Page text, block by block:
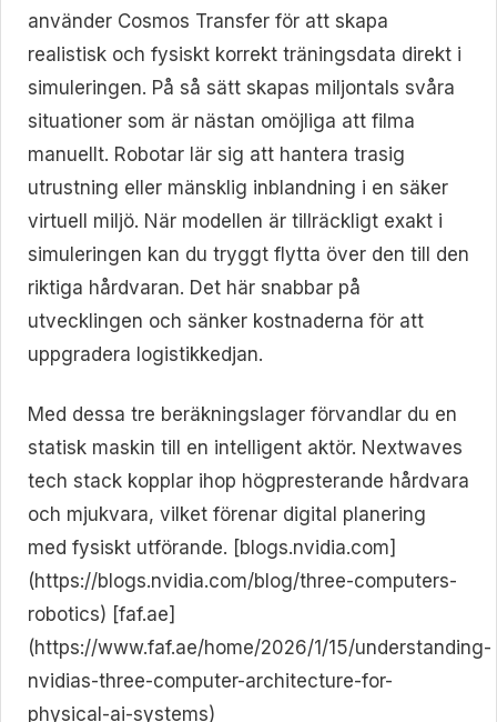
använder Cosmos Transfer för att skapa
realistisk och fysiskt korrekt träningsdata direkt i
simuleringen. På så sätt skapas miljontals svåra
situationer som är nästan omöjliga att filma
manuellt. Robotar lär sig att hantera trasig
utrustning eller mänsklig inblandning i en säker
virtuell miljö. När modellen är tillräckligt exakt i
simuleringen kan du tryggt flytta över den till den
riktiga hårdvaran. Det här snabbar på
utvecklingen och sänker kostnaderna för att
uppgradera logistikkedjan.
Med dessa tre beräkningslager förvandlar du en
statisk maskin till en intelligent aktör. Nextwaves
tech stack kopplar ihop högpresterande hårdvara
och mjukvara, vilket förenar digital planering
med fysiskt utförande. [blogs.nvidia.com]
(https://blogs.nvidia.com/blog/three-computers-
robotics) [faf.ae]
(https://www.faf.ae/home/2026/1/15/understanding-
nvidias-three-computer-architecture-for-
physical-ai-systems)